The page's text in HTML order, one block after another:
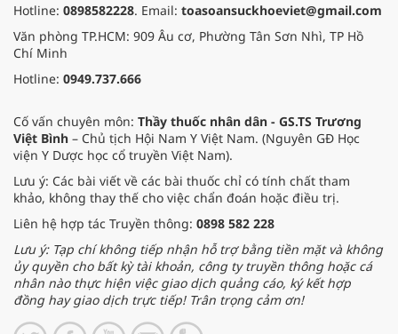
Hotline: 0898582228. Email: toasoansuckhoeviet@gmail.com
Văn phòng TP.HCM: 909 Âu cơ, Phường Tân Sơn Nhì, TP Hồ
Chí Minh
Hotline: 0949.737.666
Cố vấn chuyên môn: Thầy thuốc nhân dân - GS.TS Trương
Việt Bình – Chủ tịch Hội Nam Y Việt Nam. (Nguyên GĐ Học
viện Y Dược học cổ truyền Việt Nam).
Lưu ý: Các bài viết về các bài thuốc chỉ có tính chất tham
khảo, không thay thế cho việc chẩn đoán hoặc điều trị.
Liên hệ hợp tác Truyền thông: 0898 582 228
Lưu ý: Tạp chí không tiếp nhận hỗ trợ bằng tiền mặt và không
ủy quyền cho bất kỳ tài khoản, công ty truyền thông hoặc cá
nhân nào thực hiện việc giao dịch quảng cáo, ký kết hợp
đồng hay giao dịch trực tiếp! Trân trọng cảm ơn!